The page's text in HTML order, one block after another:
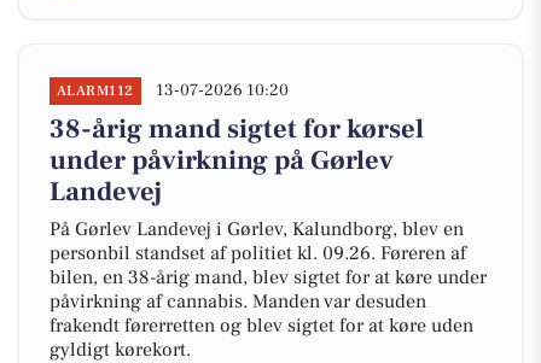
ALARM112 13-07-2026 10:20
38-årig mand sigtet for kørsel
under påvirkning på Gørlev
Landevej
På Gørlev Landevej i Gørlev, Kalundborg, blev en
personbil standset af politiet kl. 09.26. Føreren af
bilen, en 38-årig mand, blev sigtet for at køre under
påvirkning af cannabis. Manden var desuden
frakendt førerretten og blev sigtet for at køre uden
gyldigt kørekort.